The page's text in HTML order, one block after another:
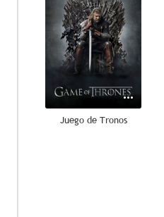
Juego de Tronos